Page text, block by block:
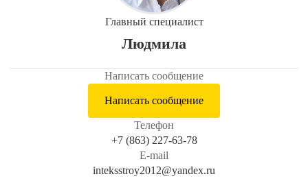
Главный специалист
Людмила
Написать сообщение
Написать сообщение
Телефон
+7 (863) 227-63-78
E-mail
inteksstroy2012@yandex.ru